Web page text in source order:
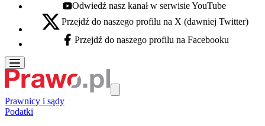
Youtube - otwiera się w nowej karcie
Odwiedź nasz kanał w serwisie YouTube
X - otwiera się w nowej karcie
Przejdź do naszego profilu na X (dawniej Twitter)
Facebook - otwiera się w nowej karcie
Przejdź do naszego profilu na Facebooku
Prawnicy i sądy
Podatki